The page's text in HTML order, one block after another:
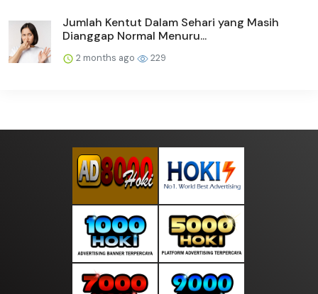
Jumlah Kentut Dalam Sehari yang Masih
Dianggap Normal Menuru...
2 months ago 229